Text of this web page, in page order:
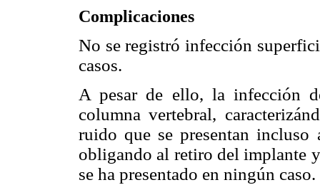
Complicaciones
No se registró infección
casos.
A pesar de ello, la infección
columna vertebral,
ruido que se presentan
obligando al retiro del implante
se ha presentado en ningún caso.